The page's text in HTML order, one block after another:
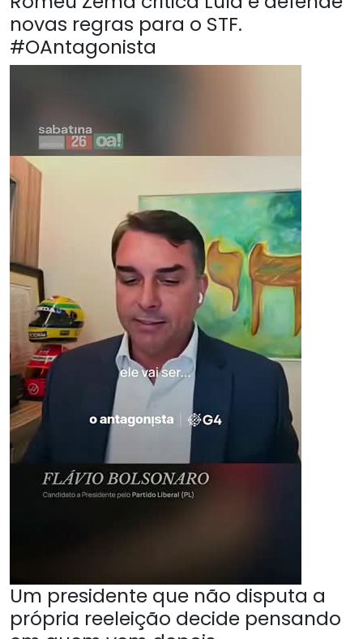
novas regras para o STF.
#OAntagonista
Um presidente que não disputa a
própria reeleição decide pensando